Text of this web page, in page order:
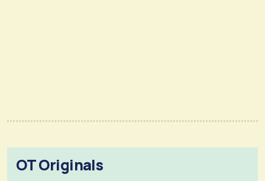
OT Originals